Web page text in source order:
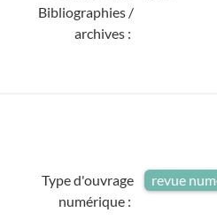
Bibliographies /
archives :
Type d'ouvrage
numérique :
revue